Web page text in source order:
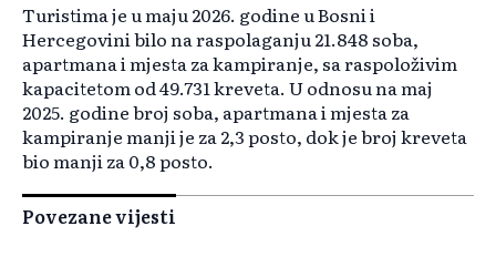
Turistima je u maju 2026. godine u Bosni i
Hercegovini bilo na raspolaganju 21.848 soba,
apartmana i mjesta za kampiranje, sa raspoloživim
kapacitetom od 49.731 kreveta. U odnosu na maj
2025. godine broj soba, apartmana i mjesta za
kampiranje manji je za 2,3 posto, dok je broj kreveta
bio manji za 0,8 posto.
Povezane vijesti